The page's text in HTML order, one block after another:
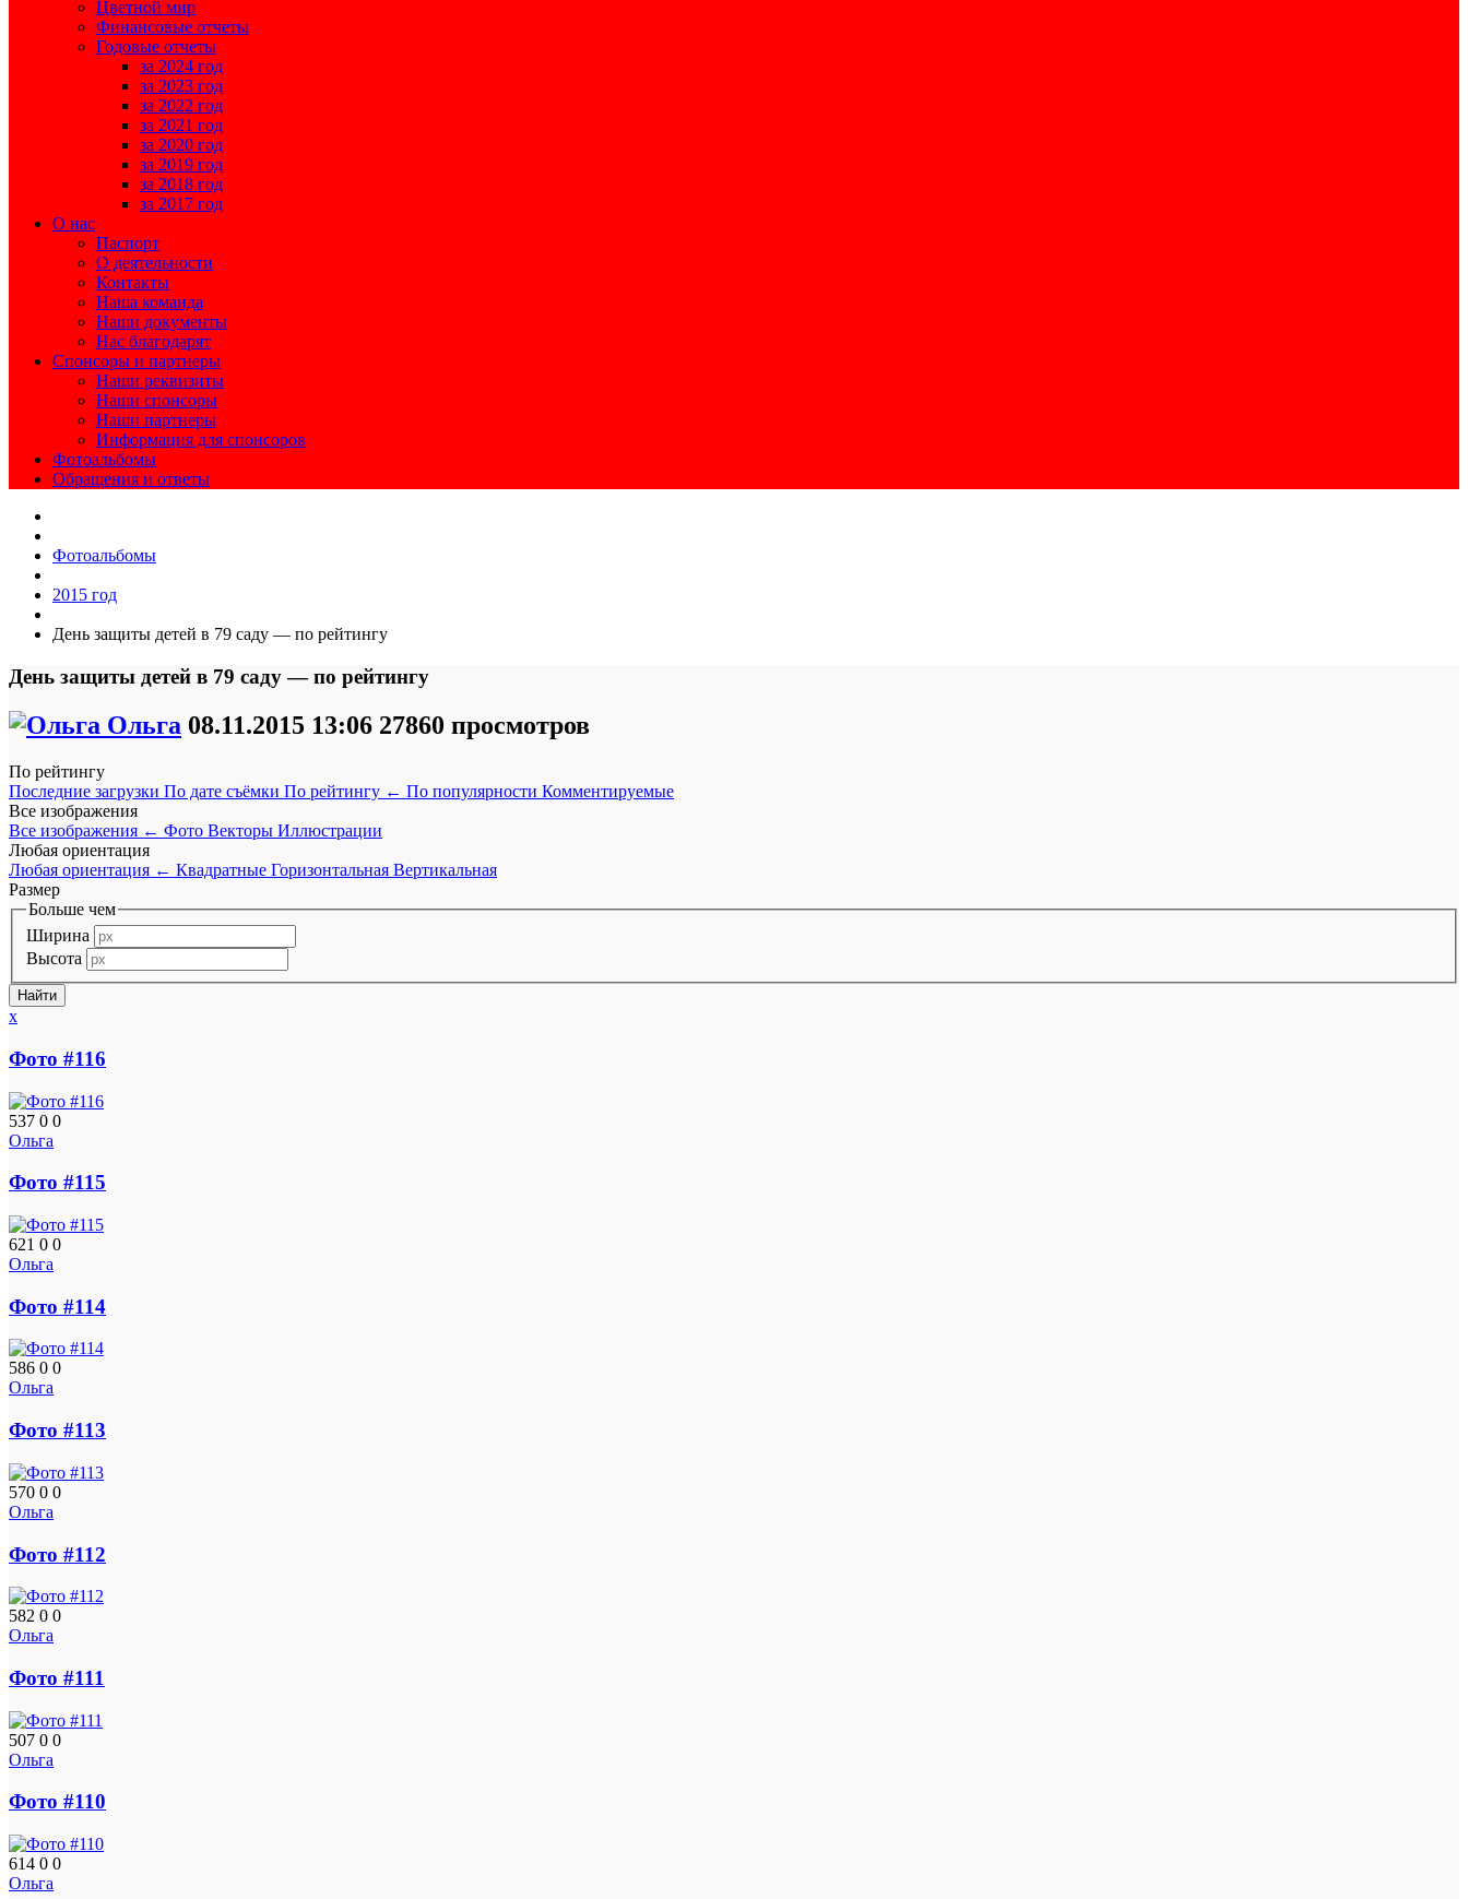
Цветной мир
Финансовые отчеты
Годовые отчеты
за 2024 год
за 2023 год
за 2022 год
за 2021 год
за 2020 год
за 2019 год
за 2018 год
за 2017 год
О нас
Паспорт
О деятельности
Контакты
Наша команда
Наши документы
Нас благодарят
Спонсоры и партнеры
Наши реквизиты
Наши спонсоры
Наши партнеры
Информация для спонсоров
Фотоальбомы
Обращения и ответы
Фотоальбомы
2015 год
День защиты детей в 79 саду — по рейтингу
День защиты детей в 79 саду — по рейтингу
Ольга 08.11.2015 13:06 27860 просмотров
По рейтингу
Последние загрузки По дате съёмки По рейтингу ← По популярности Комментируемые
Все изображения
Все изображения ← Фото Векторы Иллюстрации
Любая ориентация
Любая ориентация ← Квадратные Горизонтальная Вертикальная
Размер
Больше чем
Ширина
Высота
x
Фото #116
537 0 0
Ольга
Фото #115
621 0 0
Ольга
Фото #114
586 0 0
Ольга
Фото #113
570 0 0
Ольга
Фото #112
582 0 0
Ольга
Фото #111
507 0 0
Ольга
Фото #110
614 0 0
Ольга